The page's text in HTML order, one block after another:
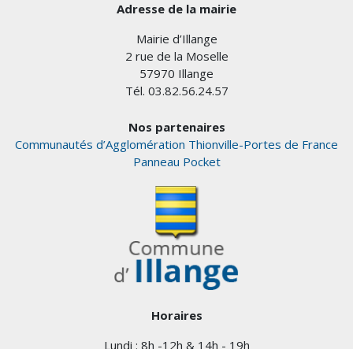
Adresse de la mairie
Mairie d’Illange
2 rue de la Moselle
57970 Illange
Tél. 03.82.56.24.57
Nos partenaires
Communautés d’Agglomération Thionville-Portes de France
Panneau Pocket
Horaires
Lundi : 8h -12h & 14h - 19h